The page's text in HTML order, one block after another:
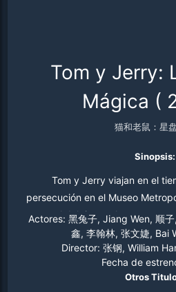
Tom y Jerry:
Mágica (
猫和老鼠：星
Sinopsis:
Tom y Jerry viajan en el
persecución en el Museo
portal del tiempo los
inspirada en la Antigua China,
y criaturas sorprendentes.
una increíble aventura repleta
deben enfrentarse a nuevos
Actores: 黑兔子, Jiang Wen, 顺
鑫, 李翰林, 张文婕, Bai
Director: 张钢, William
Fecha de
Otros